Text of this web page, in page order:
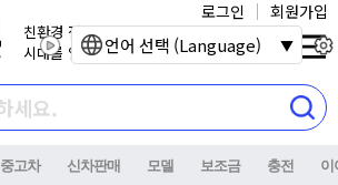
친환경 전기자동차
시대를 열어갑니다.
로그인 회원가입
중고차 신차판매 모델 보조금 충전 이
언어 선택 (Language)